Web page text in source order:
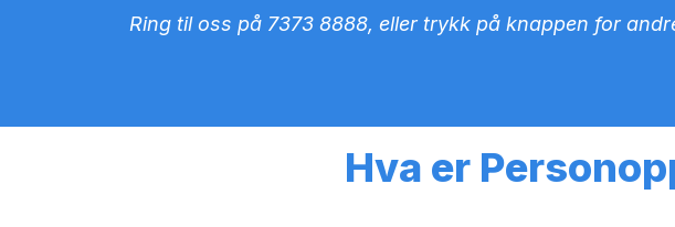
Ring til oss på 7373 8888, eller trykk på knappen for
Hva er